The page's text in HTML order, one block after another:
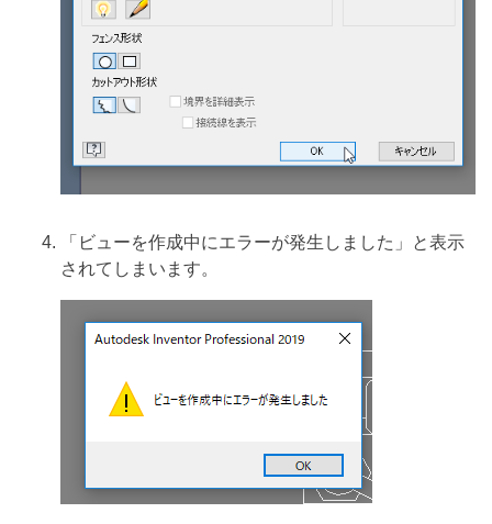
「ビューを作成中にエラーが発生しました」と表示
されてしまいます。